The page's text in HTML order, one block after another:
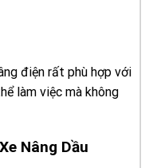
điện rất phù hợp với
làm việc mà không
Nâng Dầu